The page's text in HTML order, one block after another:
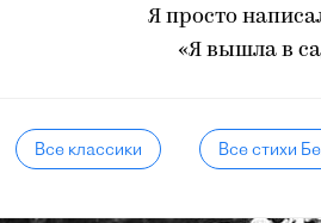
Я просто
«Я вышла в
Все классики Все стихи